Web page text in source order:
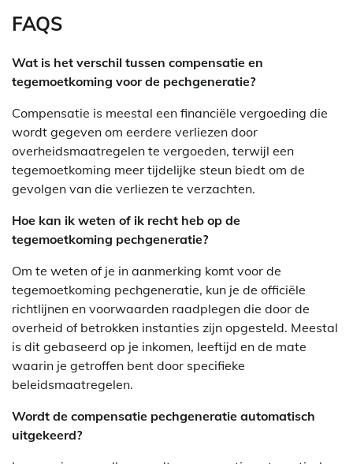
FAQS
Wat is het verschil tussen compensatie en
tegemoetkoming voor de pechgeneratie?
Compensatie is meestal een financiële vergoeding die
wordt gegeven om eerdere verliezen door
overheidsmaatregelen te vergoeden, terwijl een
tegemoetkoming meer tijdelijke steun biedt om de
gevolgen van die verliezen te verzachten.
Hoe kan ik weten of ik recht heb op de
tegemoetkoming pechgeneratie?
Om te weten of je in aanmerking komt voor de
tegemoetkoming pechgeneratie, kun je de officiële
richtlijnen en voorwaarden raadplegen die door de
overheid of betrokken instanties zijn opgesteld. Meestal
is dit gebaseerd op je inkomen, leeftijd en de mate
waarin je getroffen bent door specifieke
beleidsmaatregelen.
Wordt de compensatie pechgeneratie automatisch
uitgekeerd?